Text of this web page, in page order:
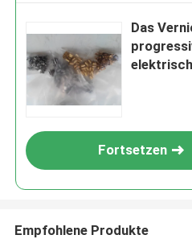
Das
Fortsetzen
Empfohlene Produkte